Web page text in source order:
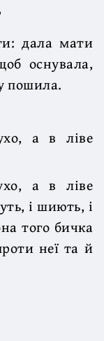
дала мати
оснувала,
пошила.
а в ліве
а в ліве
і шиють, і
того бичка
неї та й